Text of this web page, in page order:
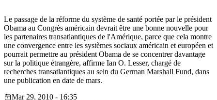
Le passage de la réforme du système de santé portée par le président
Obama au Congrès américain devrait être une bonne nouvelle pour
les partenaires transatlantiques de l'Amérique, parce que cela montre
une convergence entre les systèmes sociaux américain et européen et
pourrait permettre au président Obama de se concentrer davantage
sur la politique étrangère, affirme Ian O. Lesser, chargé de
recherches transatlantiques au sein du German Marshall Fund, dans
une publication en date de mars.
Mar 29, 2010 - 16:35